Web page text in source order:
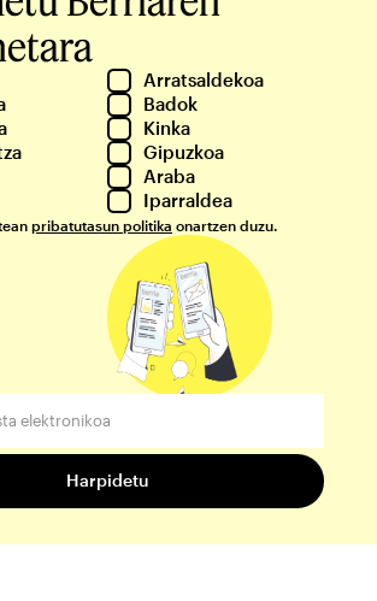
Arratsaldekoa
Badok
Kinka
Gipuzkoa
Araba
Iparraldea
pribatutasun politika onartzen duzu.